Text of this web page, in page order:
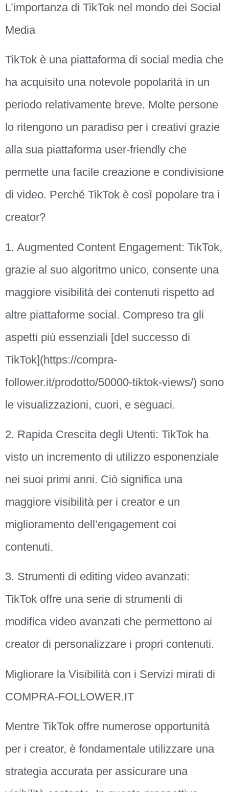
L’importanza di TikTok nel mondo dei Social
Media
TikTok è una piattaforma di social media che
ha acquisito una notevole popolarità in un
periodo relativamente breve. Molte persone
lo ritengono un paradiso per i creativi grazie
alla sua piattaforma user-friendly che
permette una facile creazione e condivisione
di video. Perché TikTok è così popolare tra i
creator?
1. Augmented Content Engagement: TikTok,
grazie al suo algoritmo unico, consente una
maggiore visibilità dei contenuti rispetto ad
altre piattaforme social. Compreso tra gli
aspetti più essenziali [del successo di
TikTok](https://compra-
follower.it/prodotto/50000-tiktok-views/) sono
le visualizzazioni, cuori, e seguaci.
2. Rapida Crescita degli Utenti: TikTok ha
visto un incremento di utilizzo esponenziale
nei suoi primi anni. Ciò significa una
maggiore visibilità per i creator e un
miglioramento dell’engagement coi
contenuti.
3. Strumenti di editing video avanzati:
TikTok offre una serie di strumenti di
modifica video avanzati che permettono ai
creator di personalizzare i propri contenuti.
Migliorare la Visibilità con i Servizi mirati di
COMPRA-FOLLOWER.IT
Mentre TikTok offre numerose opportunità
per i creator, è fondamentale utilizzare una
strategia accurata per assicurare una